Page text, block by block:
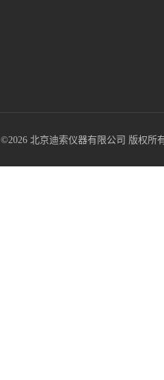
©2026 北京迪索仪器有限公司 版权所